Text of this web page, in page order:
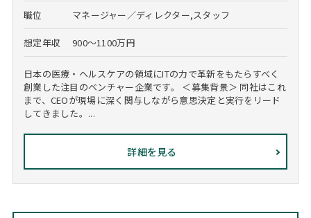
職位 マネージャー／ディレクター,スタッフ
想定年収 900～1100万円
日本の医療・ヘルスケアの領域にITの力で革新をもたらすべく
創業した注目のベンチャー企業です。 ＜募集背景＞ 同社はこれ
まで、CEOが現場に深く関与しながら意思決定と実行をリード
してきました。...
詳細を見る